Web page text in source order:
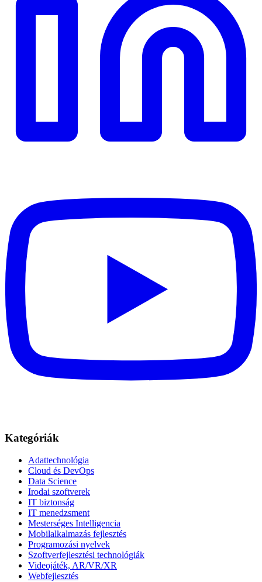
Kategóriák
Adattechnológia
Cloud és DevOps
Data Science
Irodai szoftverek
IT biztonság
IT menedzsment
Mesterséges Intelligencia
Mobilalkalmazás fejlesztés
Programozási nyelvek
Szoftverfejlesztési technológiák
Videojáték, AR/VR/XR
Webfejlesztés